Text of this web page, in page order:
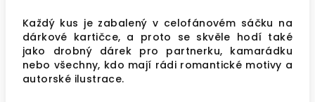
Každý kus je zabalený v celofánovém sáčku na
dárkové kartičce, a proto se skvěle hodí také
jako drobný dárek pro partnerku, kamarádku
nebo všechny, kdo mají rádi romantické motivy a
autorské ilustrace.